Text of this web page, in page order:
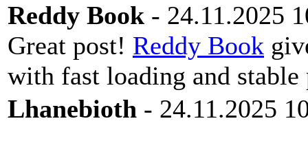
Reddy Book - 24.11.2025
Great post! Reddy Book
with fast loading and stable
Lhanebioth - 24.11.2025